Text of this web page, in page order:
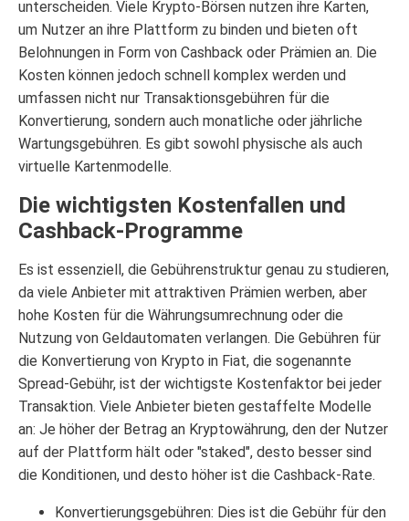
unterscheiden. Viele Krypto-Börsen nutzen ihre Karten,
um Nutzer an ihre Plattform zu binden und bieten oft
Belohnungen in Form von Cashback oder Prämien an. Die
Kosten können jedoch schnell komplex werden und
umfassen nicht nur Transaktionsgebühren für die
Konvertierung, sondern auch monatliche oder jährliche
Wartungsgebühren. Es gibt sowohl physische als auch
virtuelle Kartenmodelle.
Die wichtigsten Kostenfallen und
Cashback-Programme
Es ist essenziell, die Gebührenstruktur genau zu studieren,
da viele Anbieter mit attraktiven Prämien werben, aber
hohe Kosten für die Währungsumrechnung oder die
Nutzung von Geldautomaten verlangen. Die Gebühren für
die Konvertierung von Krypto in Fiat, die sogenannte
Spread-Gebühr, ist der wichtigste Kostenfaktor bei jeder
Transaktion. Viele Anbieter bieten gestaffelte Modelle
an: Je höher der Betrag an Kryptowährung, den der Nutzer
auf der Plattform hält oder "staked", desto besser sind
die Konditionen, und desto höher ist die Cashback-Rate.
Konvertierungsgebühren: Dies ist die Gebühr für den